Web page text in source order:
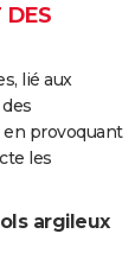
DES
lié aux
provoquant
les
argileux